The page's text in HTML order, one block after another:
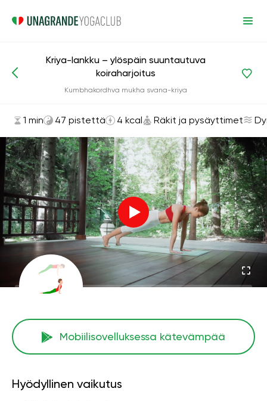
Asanat ja harjoitukset Räkit ja pysäyttimet
Kriya-lankku – ylöspäin suuntautuva
koiraharjoitus
Kumbhakordhva mukha svana-kriya
1 min 47 pistettä 4 kcal Räkit ja pysäyttimet
Mobiilisovelluksessa kätevämpää
Hyödyllinen vaikutus